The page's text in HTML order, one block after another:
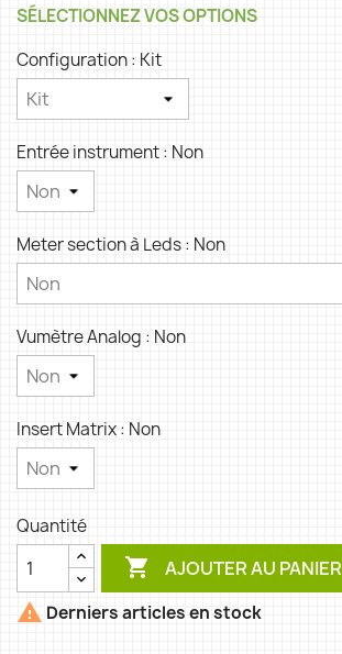
SÉLECTIONNEZ VOS OPTIONS
Configuration : Kit
Entrée instrument : Non
Meter section à Leds : Non
Vumètre Analog : Non
Insert Matrix : Non
Quantité
 AJOUTER AU PANIER
 Derniers articles en stock